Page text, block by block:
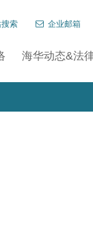
索 企业邮箱
海华动态&法